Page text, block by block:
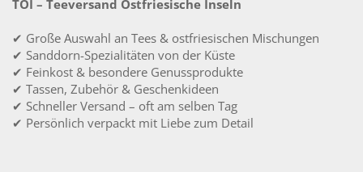
TOI – Teeversand Ostfriesische Inseln
✔ Große Auswahl an Tees & ostfriesischen Mischungen
✔ Sanddorn-Spezialitäten von der Küste
✔ Feinkost & besondere Genussprodukte
✔ Tassen, Zubehör & Geschenkideen
✔ Schneller Versand – oft am selben Tag
✔ Persönlich verpackt mit Liebe zum Detail